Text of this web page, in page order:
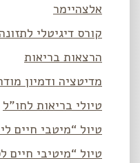
אלצהיימר
קורס דיגיטלי לתזונה
הרצאות בריאות
מדיטציה ודמיון מודרך
טיולי בריאות לחו”ל
טיול “מיטבי חיים
טיול “מיטיבי חיים